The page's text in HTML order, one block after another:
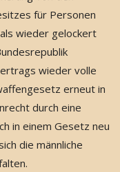
für Personen
wieder gelockert
wieder volle
erneut in
durch eine
in einem Gesetz neu
die männliche